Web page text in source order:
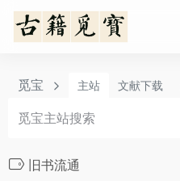
觅宝 主站 文献下载
旧书流通